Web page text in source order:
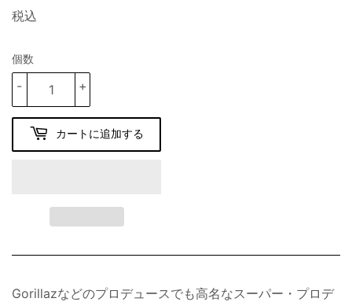
税込
個数
+
-
カートに追加する
Gorillazなどのプロデュースでも高名なスーパー・プロデ